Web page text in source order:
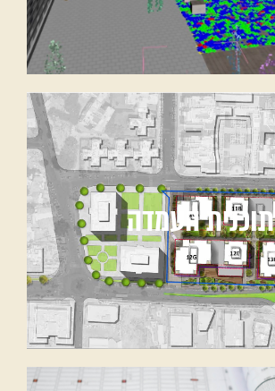
תוכנית העמדה